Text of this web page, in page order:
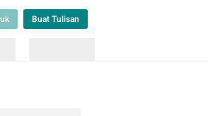
Buat Tulisan